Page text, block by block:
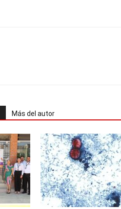
Más del autor